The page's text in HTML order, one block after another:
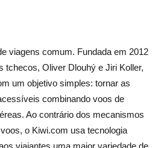
viagens comum. Fundada em 2012
tchecos, Oliver Dlouhý e Jiri Koller,
um objetivo simples: tornar as
combinando voos de
Ao contrário dos mecanismos
o Kiwi.com usa tecnologia
viajantes uma maior variedade de